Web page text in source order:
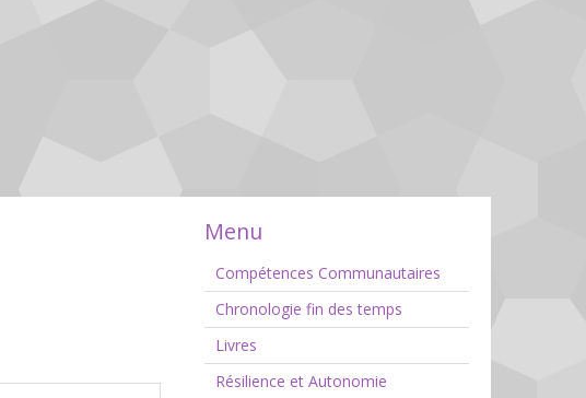
Menu
Compétences Communautaires
Chronologie fin des temps
Livres
Résilience et Autonomie